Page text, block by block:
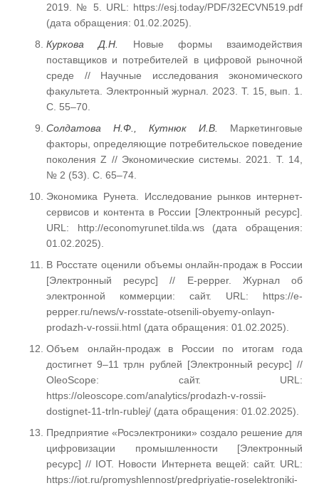
2019. № 5. URL: https://esj.today/PDF/32ECVN519.pdf
(дата обращения: 01.02.2025).
Куркова Д.Н.
Новые формы взаимодействия
поставщиков и потребителей в цифровой рыночной
среде // Научные исследования экономического
факультета. Электронный журнал. 2023. Т. 15, вып. 1.
С. 55–70.
Солдатова Н.Ф., Кутнюк И.В. Маркетинговые
факторы, определяющие потребительское поведение
поколения Z // Экономические системы. 2021. Т. 14,
№ 2 (53). С. 65–74.
Экономика Рунета. Исследование рынков интернет-
сервисов и контента в России [Электронный ресурс].
URL: http://economyrunet.tilda.ws (дата обращения:
01.02.2025).
В Росстате оценили объемы онлайн-продаж в России
[Электронный ресурс] // E-pepper. Журнал об
электронной коммерции: сайт. URL: https://e-
pepper.ru/news/v-rosstate-otsenili-obyemy-onlayn-
prodazh-v-rossii.html (дата обращения: 01.02.2025).
Объем онлайн-продаж в России по итогам года
достигнет 9–11 трлн рублей [Электронный ресурс] //
OleoScope: сайт. URL:
https://oleoscope.com/analytics/prodazh-v-rossii-
dostignet-11-trln-rublej/ (дата обращения: 01.02.2025).
Предприятие «Росэлектроники» создало решение для
цифровизации промышленности [Электронный
ресурс] // IOT. Новости Интернета вещей: сайт. URL:
https://iot.ru/promyshlennost/predpriyatie-roselektroniki-